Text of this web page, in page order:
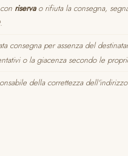
riservao rifiuta la consegna,
consegna per assenza del
o la giacenza secondo le
della correttezza